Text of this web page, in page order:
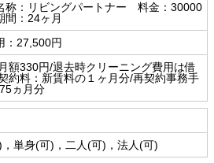
：リビングパートナー 料金：30000
間：24ヶ月
：27,500円
額330円/退去時クリーニング費用は借
約料：新賃料の１ヶ月分/再契約事務手
ヵ月分
単身(可)，二人(可)，法人(可)